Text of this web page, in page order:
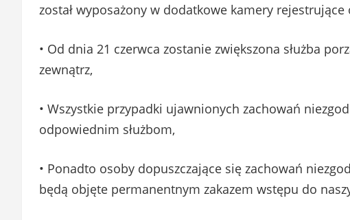
został wyposażony w dodatkowe kamery rejestrujące
• Od dnia 21 czerwca zostanie zwiększona służba
zewnątrz,
• Wszystkie przypadki ujawnionych zachowań
odpowiednim służbom,
• Ponadto osoby dopuszczające się zachowań
będą objęte permanentnym zakazem wstępu do